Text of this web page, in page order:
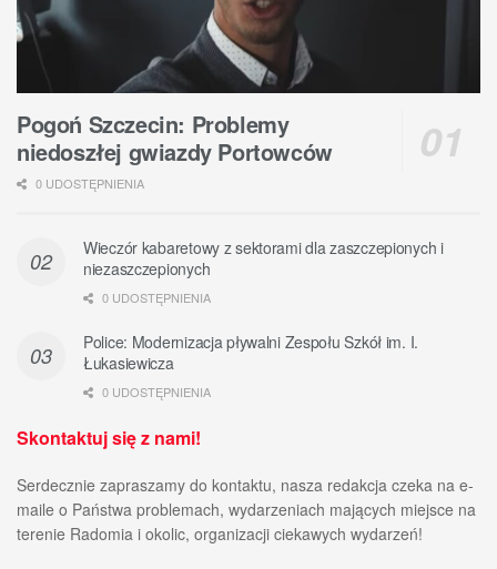
Pogoń Szczecin: Problemy
niedoszłej gwiazdy Portowców
0 UDOSTĘPNIENIA
Wieczór kabaretowy z sektorami dla zaszczepionych i
niezaszczepionych
0 UDOSTĘPNIENIA
Police: Modernizacja pływalni Zespołu Szkół im. I.
Łukasiewicza
0 UDOSTĘPNIENIA
Skontaktuj się z nami!
Serdecznie zapraszamy do kontaktu, nasza redakcja czeka na e-
maile o Państwa problemach, wydarzeniach mających miejsce na
terenie Radomia i okolic, organizacji ciekawych wydarzeń!